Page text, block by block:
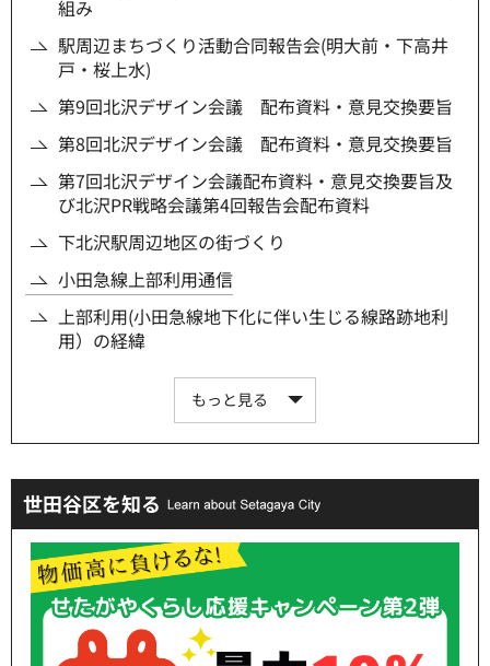
組み
駅周辺まちづくり活動合同報告会(明大前・下高井
戸・桜上水)
第9回北沢デザイン会議 配布資料・意見交換要旨
第8回北沢デザイン会議 配布資料・意見交換要旨
第7回北沢デザイン会議配布資料・意見交換要旨及
び北沢PR戦略会議第4回報告会配布資料
下北沢駅周辺地区の街づくり
小田急線上部利用通信
上部利用(小田急線地下化に伴い生じる線路跡地利
用）の経緯
もっと見る
世田谷区を知る